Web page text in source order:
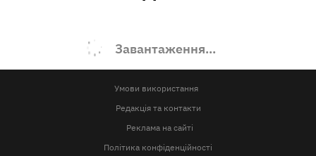
Завантаження...
Умови використання
Редакція та контакти
Реклама на сайті
Політика конфіденційності